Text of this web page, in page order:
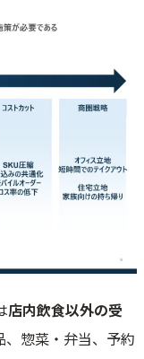
店内飲食以外の受
、惣菜・弁当、予約